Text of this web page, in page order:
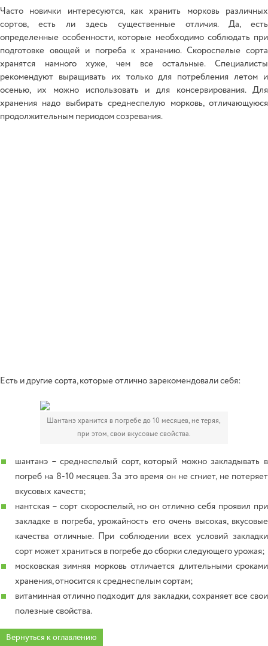
Часто новички интересуются, как хранить морковь различных
сортов, есть ли здесь существенные отличия. Да, есть
определенные особенности, которые необходимо соблюдать при
подготовке овощей и погреба к хранению. Скороспелые сорта
хранятся намного хуже, чем все остальные. Специалисты
рекомендуют выращивать их только для потребления летом и
осенью, их можно использовать и для консервирования. Для
хранения надо выбирать среднеспелую морковь, отличающуюся
продолжительным периодом созревания.
Есть и другие сорта, которые отлично зарекомендовали себя:
Шантанэ хранится в погребе до 10 месяцев, не теряя,
при этом, свои вкусовые свойства.
шантанэ – среднеспелый сорт, который можно закладывать в
погреб на 8-10 месяцев. За это время он не сгниет, не потеряет
вкусовых качеств;
нантская – сорт скороспелый, но он отлично себя проявил при
закладке в погреба, урожайность его очень высокая, вкусовые
качества отличные. При соблюдении всех условий закладки
сорт может храниться в погребе до сборки следующего урожая;
московская зимняя морковь отличается длительными сроками
хранения, относится к среднеспелым сортам;
витаминная отлично подходит для закладки, сохраняет все свои
полезные свойства.
Вернуться к оглавлению